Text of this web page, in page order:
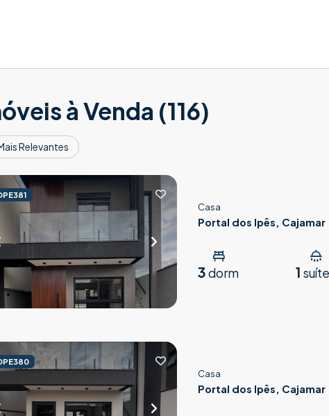
à Venda (116)
Relevantes
Casa
Portal dos Ipês, Cajamar
3 dorm 1
Casa
Portal dos Ipês, Cajamar